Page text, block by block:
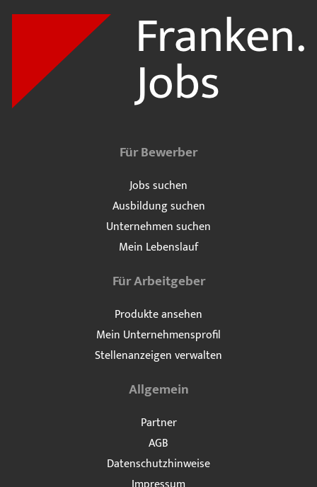
Für Bewerber
Jobs suchen
Ausbildung suchen
Unternehmen suchen
Mein Lebenslauf
Für Arbeitgeber
Produkte ansehen
Mein Unternehmensprofil
Stellenanzeigen verwalten
Allgemein
Partner
AGB
Datenschutzhinweise